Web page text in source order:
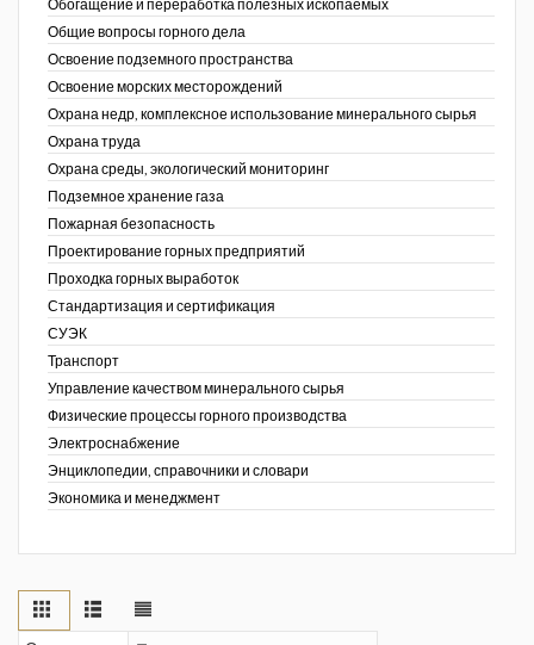
Обогащение и переработка полезных ископаемых
Общие вопросы горного дела
Освоение подземного пространства
Освоение морских месторождений
Охрана недр, комплексное использование минерального сырья
Охрана труда
Охрана среды, экологический мониторинг
Подземное хранение газа
Пожарная безопасность
Проектирование горных предприятий
Проходка горных выработок
Стандартизация и сертификация
СУЭК
Транспорт
Управление качеством минерального сырья
Физические процессы горного производства
Электроснабжение
Энциклопедии, справочники и словари
Экономика и менеджмент